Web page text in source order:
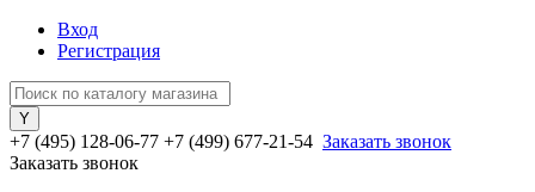
Вход
Регистрация
+7 (495) 128-06-77 +7 (499) 677-21-54 Заказать звонок
Заказать звонок